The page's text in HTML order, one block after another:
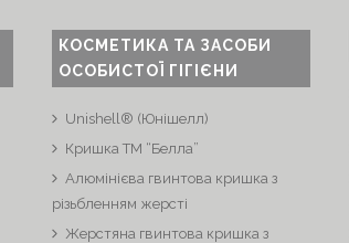
КОСМЕТИКА ТА ЗАСОБИ
ОСОБИСТОЇ ГІГІЄНИ
Unishell® (Юнішелл)
Кришка ТМ “Белла”
Алюмінієва гвинтова кришка з
різьбленням жерсті
Жерстяна гвинтова кришка з